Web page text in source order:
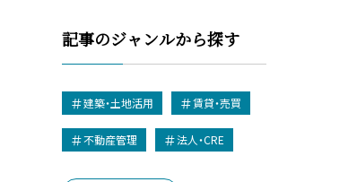
記事のジャンルから探す
建築・土地活用 賃貸・売買
不動産管理 法人・CRE